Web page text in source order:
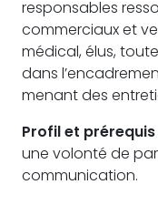
responsables
commerciaux et
médical, élus,
dans
menant des
Profil et prérequis
une volonté de
communication.